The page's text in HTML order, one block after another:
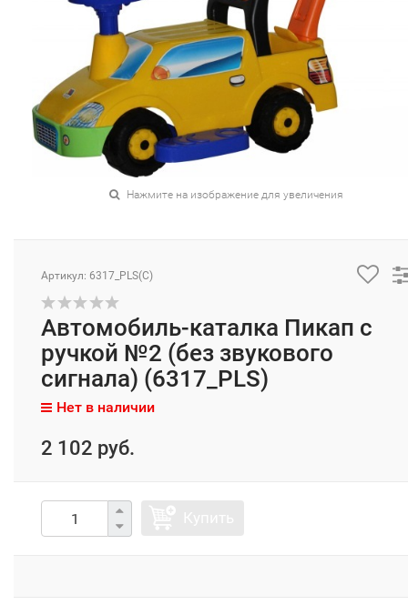
Нажмите на изображение для увеличения
Артикул: 6317_PLS(C)
Автомобиль-каталка Пикап с
ручкой №2 (без звукового
сигнала) (6317_PLS)
Нет в наличии
2 102 руб.